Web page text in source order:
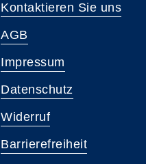
Kontaktieren Sie uns
AGB
Impressum
Datenschutz
Widerruf
Barrierefreiheit